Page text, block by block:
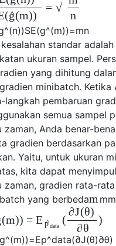
(g
^(m))
=
n
√
^(n))SE(g^(m))=mn
standar
ukuran sampel.
yang dihitung
minibatch. Ketika
langkah pembaruan
semua sampel
Anda benar-
gradien berdasarkan
Yaitu, untuk ukuran
kita dapat
zaman, gradien rata-
yang berbedam mm
(m)) = E p
^data
(
∂J(θ)
∂θ
)
g^(m))=Ep^data(∂J(θ)∂θ)